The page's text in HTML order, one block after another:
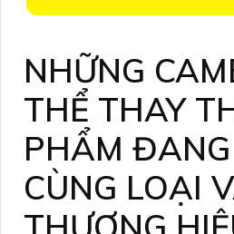
NHỮNG
THỂ THAY
PHẨM ĐANG
CÙNG LOẠI